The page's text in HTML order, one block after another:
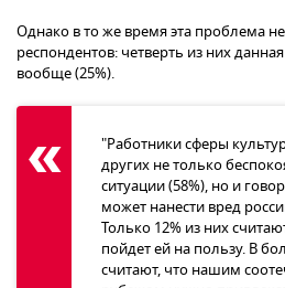
Однако в то же время эта проблема
респондентов: четверть из них
вообще (25%).
"Работники сферы
других не только
ситуации (58%), но и
может нанести вред
Только 12% из них
пойдет ей на пользу. В
считают, что нашим